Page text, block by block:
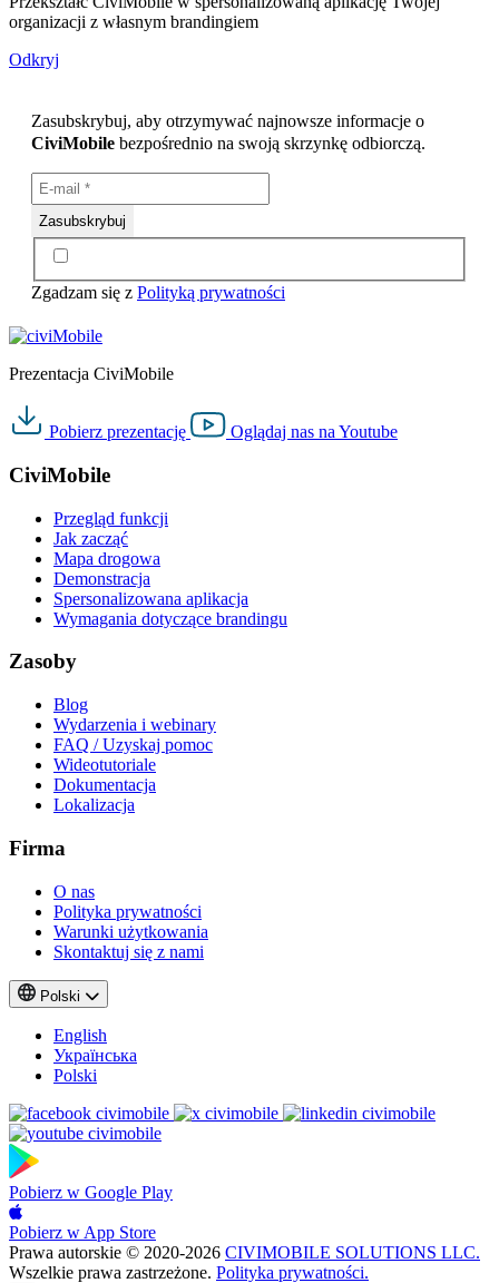
organizacji z własnym brandingiem
Odkryj
Zasubskrybuj, aby otrzymywać najnowsze informacje o
CiviMobile bezpośrednio na swoją skrzynkę odbiorczą.
Zgadzam się z Polityką prywatności
Prezentacja CiviMobile
Pobierz prezentację Oglądaj nas na Youtube
CiviMobile
Przegląd funkcji
Jak zacząć
Mapa drogowa
Demonstracja
Spersonalizowana aplikacja
Wymagania dotyczące brandingu
Zasoby
Blog
Wydarzenia i webinary
FAQ / Uzyskaj pomoc
Wideotutoriale
Dokumentacja
Lokalizacja
Firma
O nas
Polityka prywatności
Warunki użytkowania
Skontaktuj się z nami
Polski
English
Українська
Polski
Pobierz w Google Play
Pobierz w App Store
Prawa autorskie © 2020-2026 CIVIMOBILE SOLUTIONS LLC.
Wszelkie prawa zastrzeżone. Polityka prywatności.